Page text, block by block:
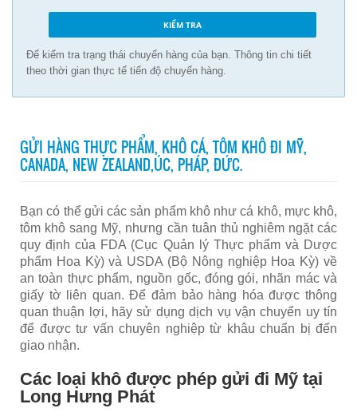
Để kiểm tra trạng thái chuyến hàng của bạn. Thông tin chi tiết
theo thời gian thực tế tiến độ chuyến hàng.
GỬI HÀNG THỰC PHẨM, KHÔ CÁ, TÔM KHÔ ĐI MỸ,
CANADA, NEW ZEALAND,ÚC, PHÁP, ĐỨC.
Bạn có thể gửi các sản phẩm khô như cá khô, mực khô,
tôm khô sang Mỹ, nhưng cần tuân thủ nghiêm ngặt các
quy định của FDA (Cục Quản lý Thực phẩm và Dược
phẩm Hoa Kỳ) và USDA (Bộ Nông nghiệp Hoa Kỳ) về
an toàn thực phẩm, nguồn gốc, đóng gói, nhãn mác và
giấy tờ liên quan. Để đảm bảo hàng hóa được thông
quan thuận lợi, hãy sử dụng dịch vụ vận chuyển uy tín
để được tư vấn chuyên nghiệp từ khâu chuẩn bị đến
giao nhận.
Các loại khô được phép gửi đi Mỹ tại
Long Hưng Phát